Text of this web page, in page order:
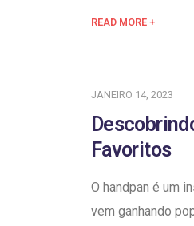
READ MORE +
JANEIRO 14, 2023
Favoritos
O handpan é um
vem ganhando